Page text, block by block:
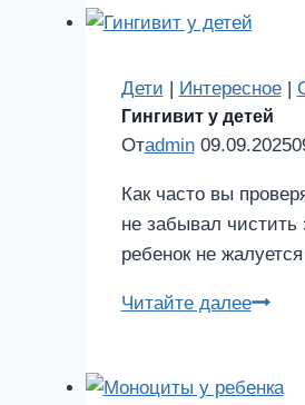
игр
детей
в
2025
Дети | Интересное|
Гингивит у детей
Отadmin 09.09.2025
Как часто вы
не забывал
ребенок не
Читайте далее